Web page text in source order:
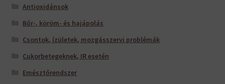
Antioxidánsok
Bőr-, köröm- és hajápolás
Csontok, ízületek, mozgásszervi problémák
Cukorbetegeknek, IR esetén
Emésztőrendszer